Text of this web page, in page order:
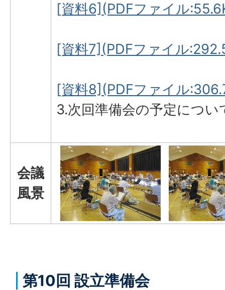
[資料6](PDFファイル
[資料7](PDFファイル
[資料8](PDFファイル
3.次回準備会の予定につい
会議
風景
第10回 設立準備会